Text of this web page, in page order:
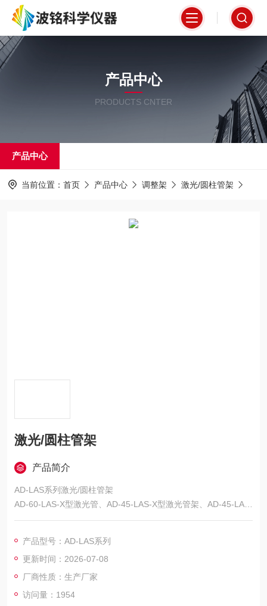
产品中心
PRODUCTS CNTER
产品中心
当前位置： 首页 产品中心 调整架 激光/圆柱管架
激光/圆柱管架
产品简介
AD-LAS系列激光/圆柱管架
AD-60-LAS-X型激光管、AD-45-LAS-X型激光管架、AD-45-LAS-
XY型激光管架、AD-100-LAS-V型 V型夹持器
产品型号：AD-LAS系列
更新时间：2026-07-08
厂商性质：生产厂家
访问量：1954